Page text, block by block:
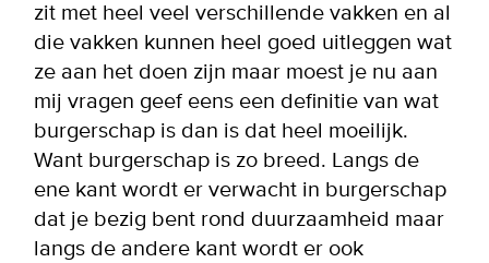
zit met heel veel verschillende vakken en al
die vakken kunnen heel goed uitleggen wat
ze aan het doen zijn maar moest je nu aan
mij vragen geef eens een definitie van wat
burgerschap is dan is dat heel moeilijk.
Want burgerschap is zo breed. Langs de
ene kant wordt er verwacht in burgerschap
dat je bezig bent rond duurzaamheid maar
langs de andere kant wordt er ook